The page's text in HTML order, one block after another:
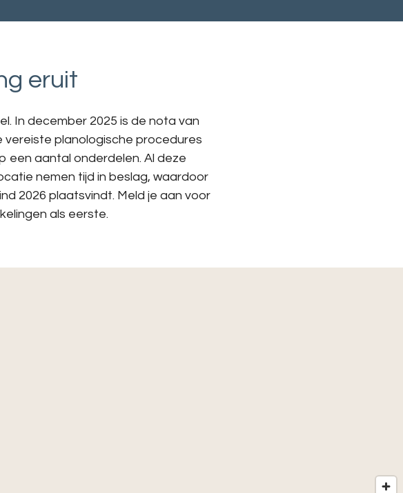
eruit
In december 2025 is de nota van
planologische procedures
een aantal onderdelen. Al deze
nemen tijd in beslag, waardoor
2026 plaatsvindt. Meld je aan voor
als eerste.